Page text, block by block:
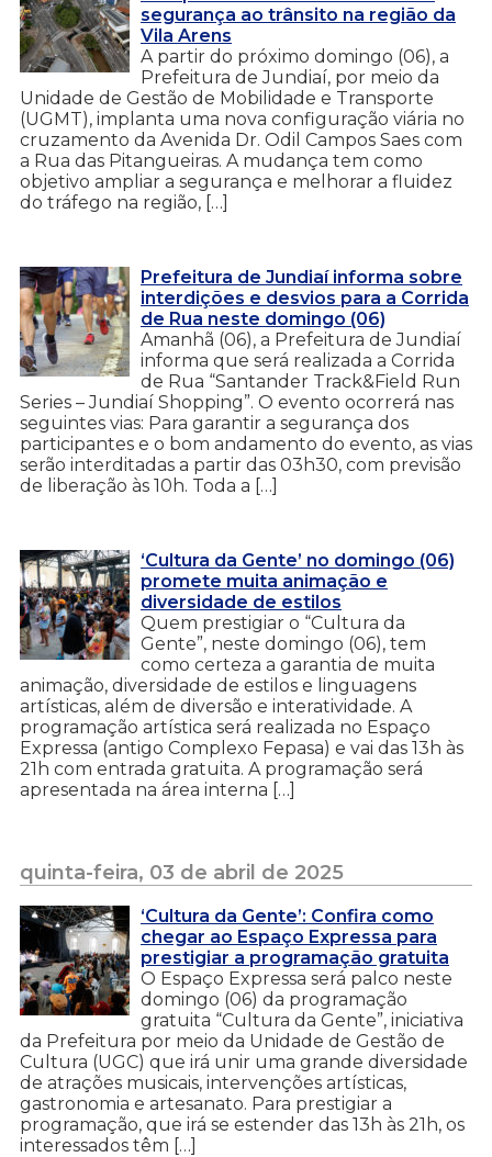
segurança ao trânsito na região da
Vila Arens
A partir do próximo domingo (06), a
Prefeitura de Jundiaí, por meio da
Unidade de Gestão de Mobilidade e Transporte
(UGMT), implanta uma nova configuração viária no
cruzamento da Avenida Dr. Odil Campos Saes com
a Rua das Pitangueiras. A mudança tem como
objetivo ampliar a segurança e melhorar a fluidez
do tráfego na região, […]
Prefeitura de Jundiaí informa sobre
interdições e desvios para a Corrida
de Rua neste domingo (06)
Amanhã (06), a Prefeitura de Jundiaí
informa que será realizada a Corrida
de Rua “Santander Track&Field Run
Series – Jundiaí Shopping”. O evento ocorrerá nas
seguintes vias: Para garantir a segurança dos
participantes e o bom andamento do evento, as vias
serão interditadas a partir das 03h30, com previsão
de liberação às 10h. Toda a […]
‘Cultura da Gente’ no domingo (06)
promete muita animação e
diversidade de estilos
Quem prestigiar o “Cultura da
Gente”, neste domingo (06), tem
como certeza a garantia de muita
animação, diversidade de estilos e linguagens
artísticas, além de diversão e interatividade. A
programação artística será realizada no Espaço
Expressa (antigo Complexo Fepasa) e vai das 13h às
21h com entrada gratuita. A programação será
apresentada na área interna […]
quinta-feira, 03 de abril de 2025
‘Cultura da Gente’: Confira como
chegar ao Espaço Expressa para
prestigiar a programação gratuita
O Espaço Expressa será palco neste
domingo (06) da programação
gratuita “Cultura da Gente”, iniciativa
da Prefeitura por meio da Unidade de Gestão de
Cultura (UGC) que irá unir uma grande diversidade
de atrações musicais, intervenções artísticas,
gastronomia e artesanato. Para prestigiar a
programação, que irá se estender das 13h às 21h, os
interessados têm […]